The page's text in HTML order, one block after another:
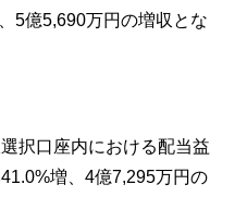
5億5,690万円の増収とな
択口座内における配当益
増、4億7,295万円の